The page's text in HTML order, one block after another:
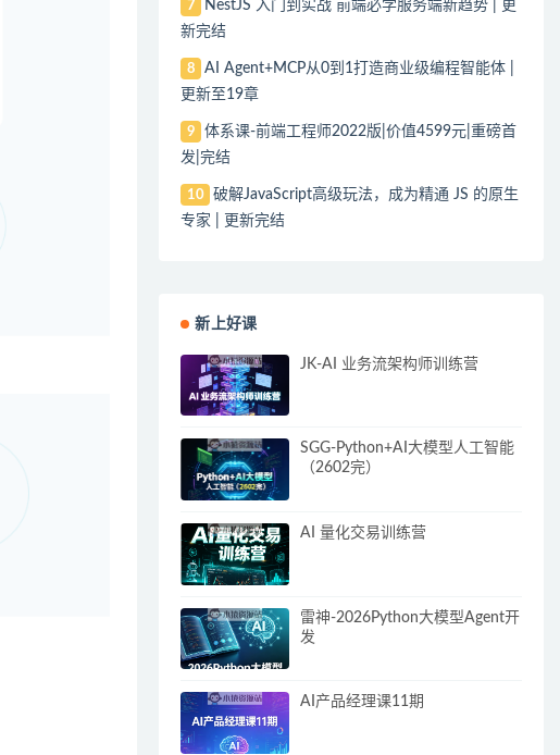
7
NestJS 入门到实战 前端必学服务端新趋势 | 更
新完结
8
AI Agent+MCP从0到1打造商业级编程智能体 |
更新至19章
9
体系课-前端工程师2022版|价值4599元|重磅首
发|完结
10
破解JavaScript高级玩法，成为精通 JS 的原生
专家 | 更新完结
新上好课
JK-AI 业务流架构师训练营
SGG-Python+AI大模型人工智能
（2602完）
AI 量化交易训练营
雷神-2026Python大模型Agent开
发
AI产品经理课11期